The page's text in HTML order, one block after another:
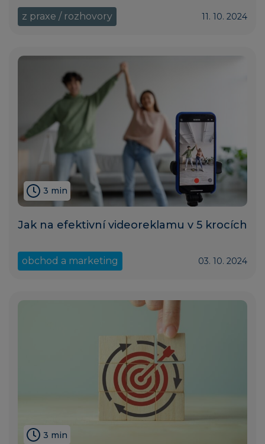
z praxe / rozhovory 11. 10. 2024
3 min
Jak na efektivní videoreklamu v 5 krocích
obchod a marketing 03. 10. 2024
3 min